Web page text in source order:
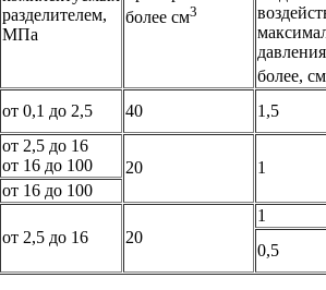
разделителем,
МПа
более см3
более, см
от 0,1 до 2,5 40 1,5
от 2,5 до 16
от 16 до 100
20
1
от 16 до 100
от 2,5 до 16
20
1
0,5